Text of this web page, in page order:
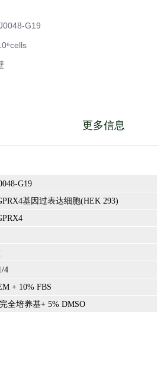
G19
更多信息
G19
基因过表达细胞(HEK 293)
4
+ 10% FBS
全培养基+ 5% DMSO